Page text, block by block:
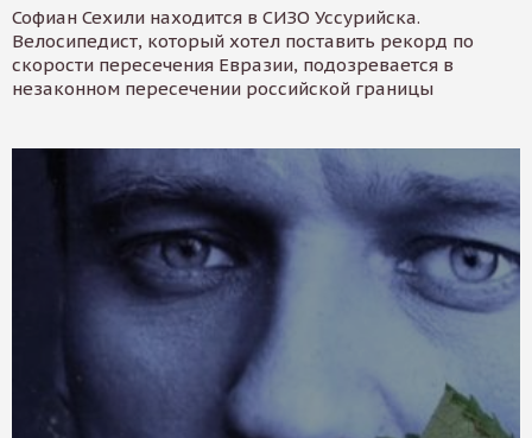
Софиан Сехили находится в СИЗО Уссурийска.
Велосипедист, который хотел поставить рекорд по
скорости пересечения Евразии, подозревается в
незаконном пересечении российской границы